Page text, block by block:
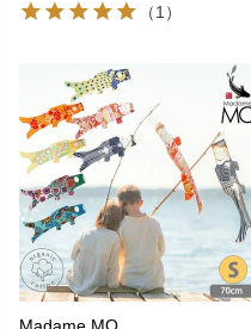
（1）